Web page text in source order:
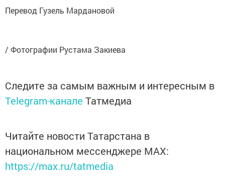
Перевод Гузель Мардановой
/ Фотографии Рустама Закиева
Следите за самым важным и интересным в
Telegram-канале Татмедиа
Читайте новости Татарстана в
национальном мессенджере MАХ:
https://max.ru/tatmedia